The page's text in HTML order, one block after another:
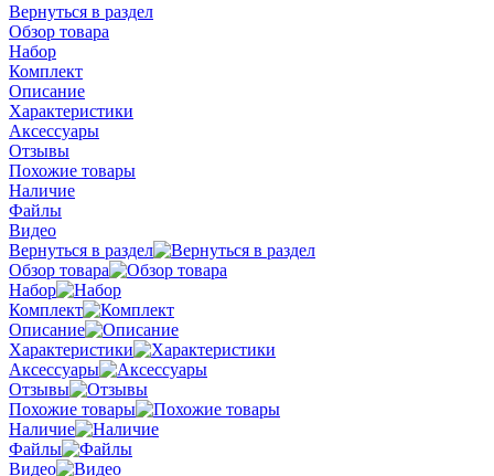
Вернуться в раздел
Обзор товара
Набор
Комплект
Описание
Характеристики
Аксессуары
Отзывы
Похожие товары
Наличие
Файлы
Видео
Вернуться в раздел
Обзор товара
Набор
Комплект
Описание
Характеристики
Аксессуары
Отзывы
Похожие товары
Наличие
Файлы
Видео